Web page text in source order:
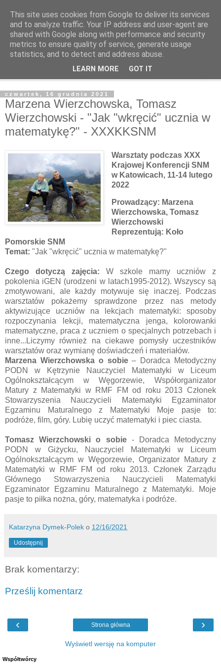
czwartek, 16 grudnia 2021
Marzena Wierzchowska, Tomasz
Wierzchowski - "Jak "wkręcić" ucznia w
matematykę?" - XXXKKSNM
Warsztaty podczas XXX
Krajowej Konferencji SNM
w Katowicach, 11-14 lutego
2022
Prowadzący: Marzena
Wierzchowska, Tomasz
Wierzchowski
Reprezentują: Koło
Pomorskie SNM
Temat: "Jak "wkręcić" ucznia w matematykę?"
Czego dotyczą zajęcia: W szkole mamy uczniów z
pokolenia iGEN (urodzeni w latach1995-2012). Wszyscy są
zmotywowani, ale każdy motywuje się inaczej. Podczas
warsztatów pokażemy sprawdzone przez nas metody
aktywizujące uczniów na lekcjach matematyki: sposoby
rozpoczynania lekcji, matematyczna jenga, kolorowanki
matematyczne, praca z uczniem o specjalnych potrzebach i
inne...Liczymy również na ciekawe pomysły uczestników
warsztatów oraz wymianę doświadczeń i materiałów.
Marzena Wierzchowska o sobie– Doradca Metodyczny
PODN w Kętrzynie Nauczyciel Matematyki w Liceum
Ogólnokształcącym w Węgorzewie, Współorganizator
Matury z Matematyki w RMF FM od roku 2013 Członek
Stowarzyszenia Nauczycieli Matematyki Egzaminator
Egzaminu Maturalnego z Matematyki Moje pasje to:
podróże, film, góry. Lubię uczyć matematyki i piec ciasta.
Tomasz Wierzchowski o sobie-
Doradca Metodyczny
PODN w Giżycku, Nauczyciel Matematyki w Liceum
Ogólnokształcącym w Węgorzewie, Organizator Matury z
Matematyki w RMF FM od roku 2013. Członek Zarządu
Głównego Stowarzyszenia Nauczycieli Matematyki
Egzaminator Egzaminu Maturalnego z Matematyki. Moje
pasje to piłka nożna, góry, matematyka i podróże.
Katarzyna Dymek-Polek o 12/16/2021
Udostępnij
Brak komentarzy:
Prześlij komentarz
‹ ›
Strona główna
Wyświetl wersję na komputer
Współtwórcy
This site uses cookies from Google to deliver its services
and to analyze traffic. Your IP address and user-agent are
shared with Google along with performance and security
metrics to ensure quality of service, generate usage
statistics, and to detect and address abuse.
LEARN MORE GOT IT